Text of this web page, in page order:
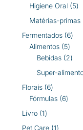
Higiene Oral 55
Matérias-primas
Fermentados 66
Alimentos 55
Bebidas 22
Super-
Florais 66
produtos
Fórmulas 66
Livro 11
produto
Pet Care 11